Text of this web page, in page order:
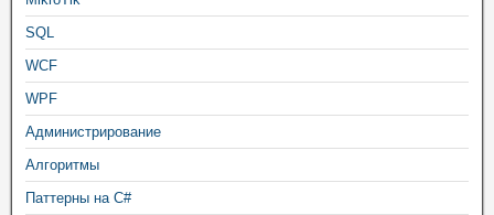
SQL
WCF
WPF
Администрирование
Алгоритмы
Паттерны на C#